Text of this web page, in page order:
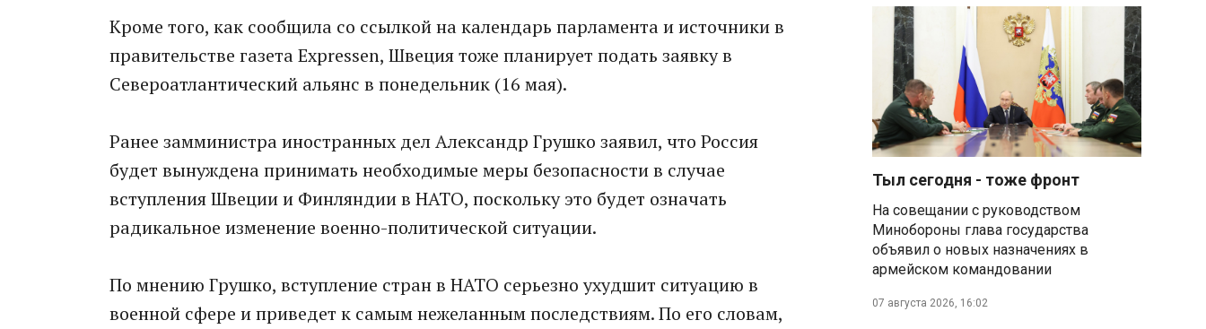
Кроме того, как сообщила со ссылкой на календарь парламента и источники в
правительстве газета Expressen, Швеция тоже планирует подать заявку в
Североатлантический альянс в понедельник (16 мая).
Ранее замминистра иностранных дел Александр Грушко заявил, что Россия
будет вынуждена принимать необходимые меры безопасности в случае
вступления Швеции и Финляндии в НАТО, поскольку это будет означать
радикальное изменение военно-политической ситуации.
По мнению Грушко, вступление стран в НАТО серьезно ухудшит ситуацию в
военной сфере и приведет к самым нежеланным последствиям. По его словам,
Тыл сегодня - тоже фронт
На совещании с руководством
Минобороны глава государства
объявил о новых назначениях в
армейском командовании
07 августа 2026, 16:02